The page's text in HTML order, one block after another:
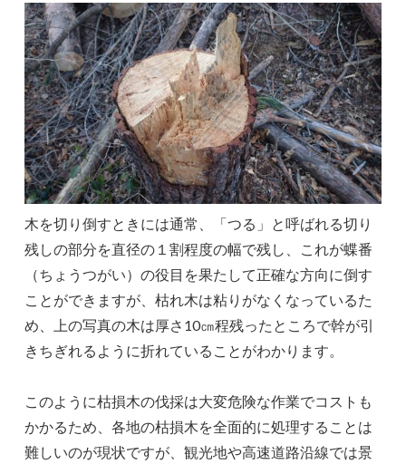
木を切り倒すときには通常、「つる」と呼ばれる切り
残しの部分を直径の１割程度の幅で残し、これが蝶番
（ちょうつがい）の役目を果たして正確な方向に倒す
ことができますが、枯れ木は粘りがなくなっているた
め、上の写真の木は厚さ10㎝程残ったところで幹が引
きちぎれるように折れていることがわかります。
このように枯損木の伐採は大変危険な作業でコストも
かかるため、各地の枯損木を全面的に処理することは
難しいのが現状ですが、観光地や高速道路沿線では景